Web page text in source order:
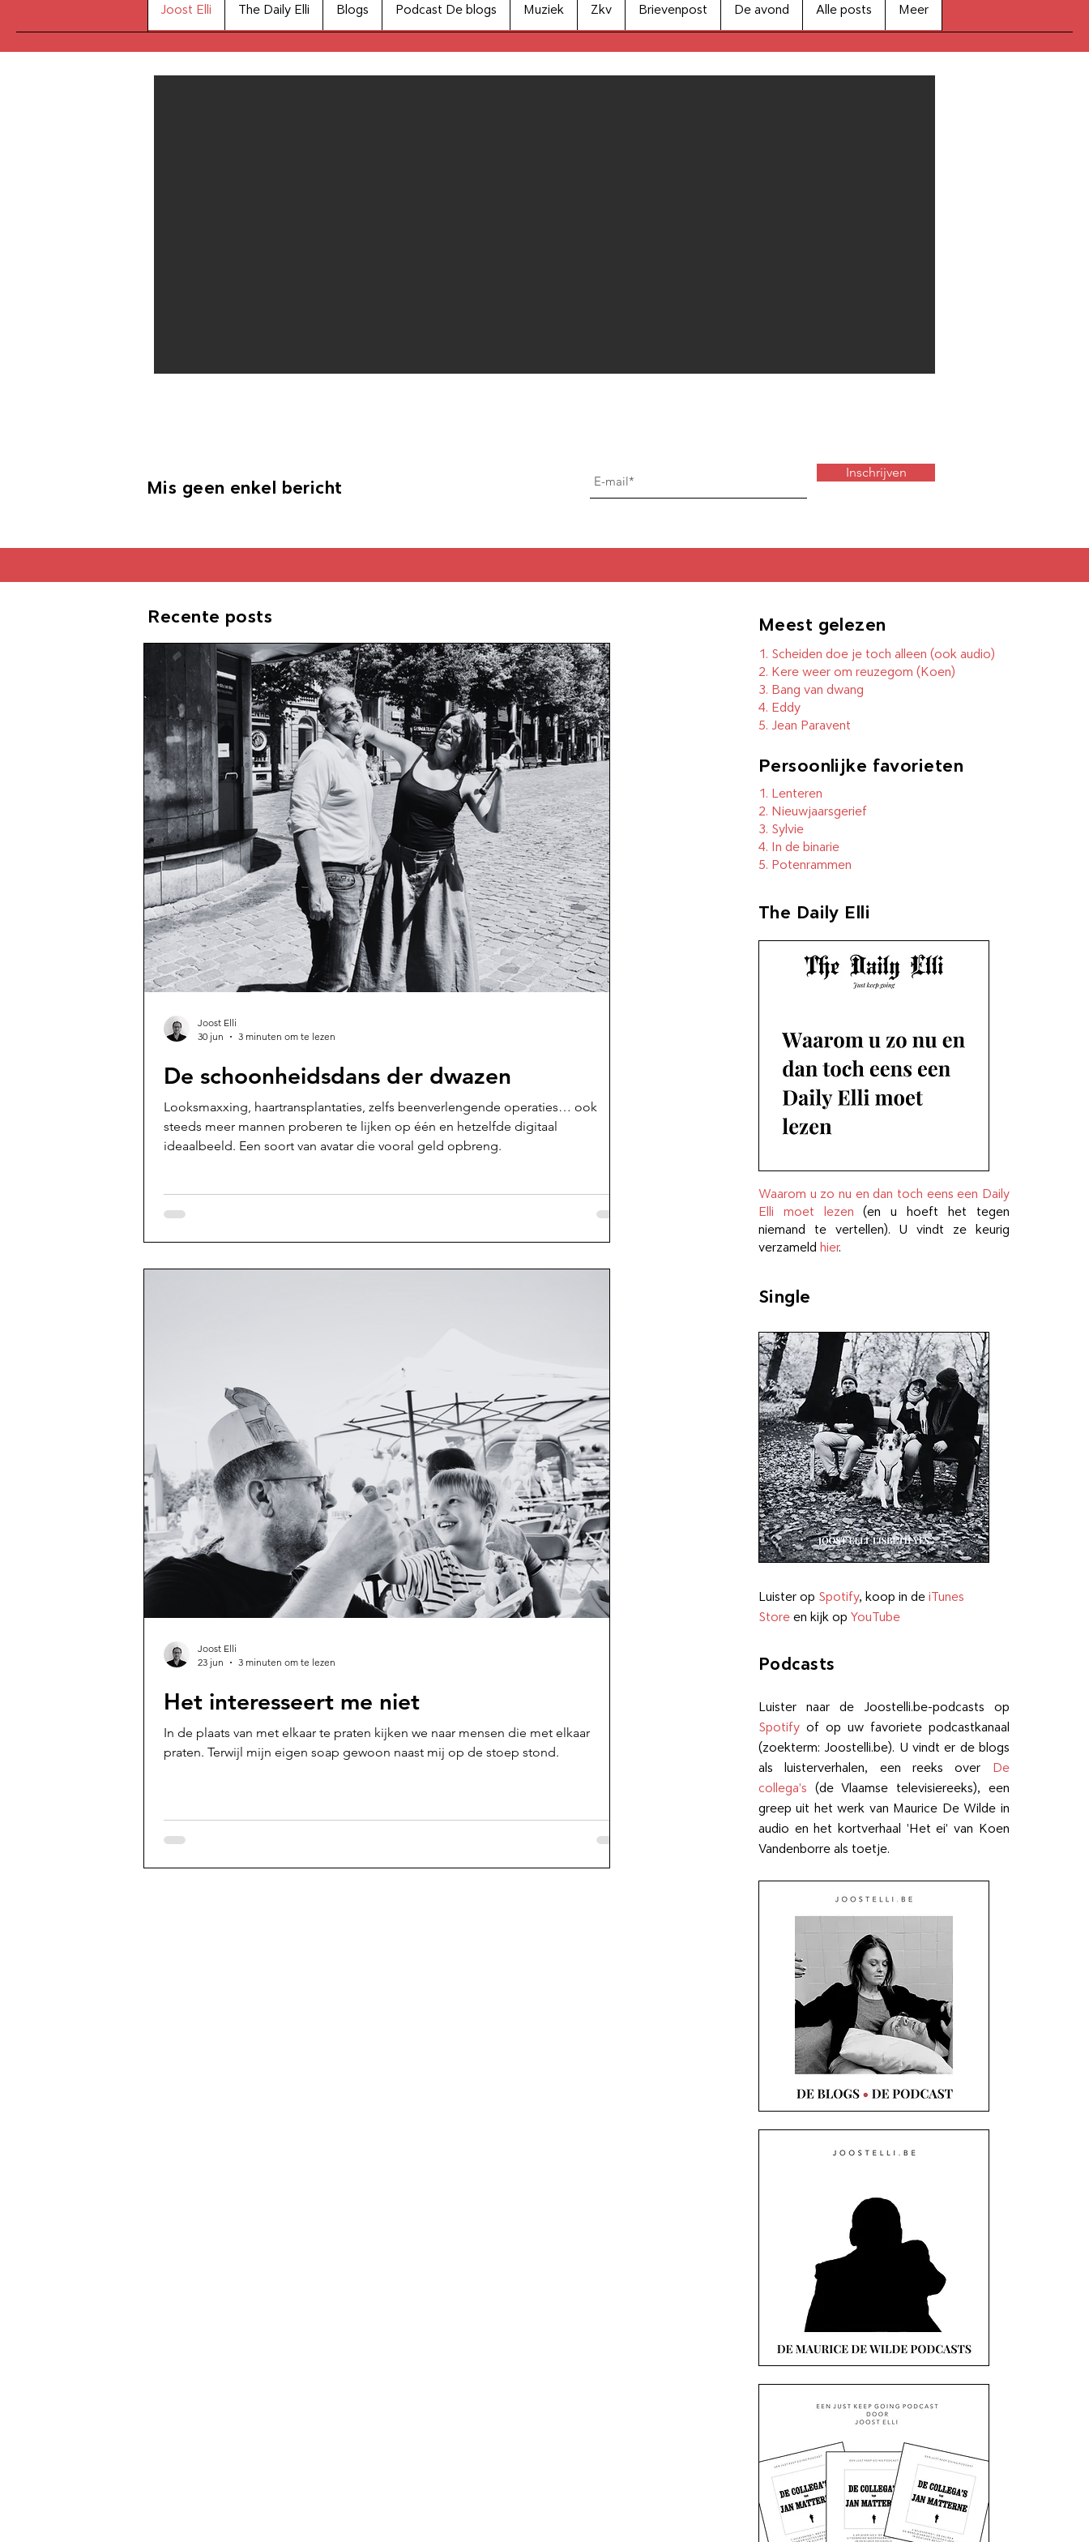
Joost Elli The Daily Elli Blogs Podcast De blogs Muziek Zkv Brievenpost De avond Alle posts Meer
Mis geen enkel bericht
Inschrijven
Recente posts
De schoonheidsdans der dwazen
Looksmaxxing, haartransplantaties, zelfs beenverlengende operaties… ook
steeds meer mannen proberen te lijken op één en hetzelfde digitaal
ideaalbeeld. Een soort van avatar die vooral geld opbreng.
Joost Elli
30 jun
3 minuten om te lezen
Het interesseert me niet
In de plaats van met elkaar te praten kijken we naar mensen die met elkaar
praten. Terwijl mijn eigen soap gewoon naast mij op de stoep stond.
Joost Elli
23 jun
3 minuten om te lezen
Meest gelezen
1. Scheiden doe je toch alleen (ook audio)
2. Kere weer om reuzegom (Koen)
3. Bang van dwang
4. Eddy
5. Jean Paravent
Persoonlijke favorieten
1. Lenteren
2. Nieuwjaarsgerief
3. Sylvie
4. In de binarie
5. Potenrammen
The Daily Elli
Waarom u zo nu en dan toch eens een Daily
Elli moet lezen (en u hoeft het tegen
niemand te vertellen). U vindt ze keurig
verzameld hier.
Single
Luister op Spotify, koop in deiTunes
Storeen kijk op YouTube
Podcasts
Luister naar de Joostelli.be-podcasts op
Spotifyof op uw favoriete podcastkanaal
(zoekterm: Joostelli.be). U vindt er de blogs
als luisterverhalen, een reeks over De
collega's (de Vlaamse televisiereeks), een
greep uit het werk van Maurice De Wilde in
audio en het kortverhaal 'Het ei' van Koen
Vandenborre als toetje.